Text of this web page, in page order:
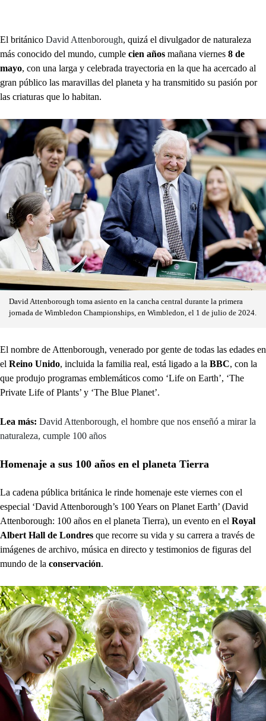
El británico David Attenborough, quizá el divulgador de naturaleza
más conocido del mundo, cumple cien años mañana viernes 8 de
mayo, con una larga y celebrada trayectoria en la que ha acercado al
gran público las maravillas del planeta y ha transmitido su pasión por
las criaturas que lo habitan.
David Attenborough toma asiento en la cancha central durante la primera
jornada de Wimbledon Championships, en Wimbledon, el 1 de julio de 2024.
El nombre de Attenborough, venerado por gente de todas las edades en
el Reino Unido, incluida la familia real, está ligado a la BBC, con la
que produjo programas emblemáticos como ‘Life on Earth’, ‘The
Private Life of Plants’ y ‘The Blue Planet’.
Lea más: David Attenborough, el hombre que nos enseñó a mirar la
naturaleza, cumple 100 años
Homenaje a sus 100 años en el planeta Tierra
La cadena pública británica le rinde homenaje este viernes con el
especial ‘David Attenborough’s 100 Years on Planet Earth’ (David
Attenborough: 100 años en el planeta Tierra), un evento en el Royal
Albert Hall de Londres que recorre su vida y su carrera a través de
imágenes de archivo, música en directo y testimonios de figuras del
mundo de la conservación.